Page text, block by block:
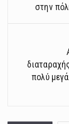
στην
πολύ